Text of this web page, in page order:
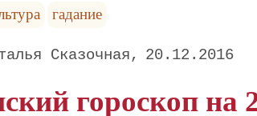
гадание
Сказочная 20.12.2016
гороскоп на